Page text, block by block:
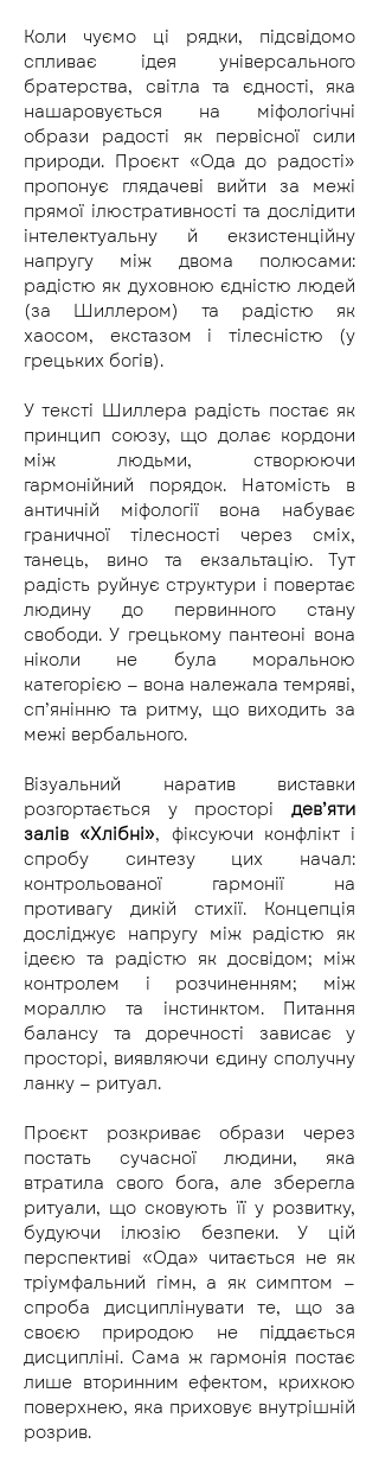
Коли чуємо ці рядки, підсвідомо
спливає ідея універсального
братерства, світла та єдності, яка
нашаровується на міфологічні
образи радості як первісної сили
природи. Проєкт «Ода до радості»
пропонує глядачеві вийти за межі
прямої ілюстративності та дослідити
інтелектуальну й екзистенційну
напругу між двома полюсами:
радістю як духовною єдністю людей
(за Шиллером) та радістю як
хаосом, екстазом і тілесністю (у
грецьких богів).
У тексті Шиллера радість постає як
принцип союзу, що долає кордони
між людьми, створюючи
гармонійний порядок. Натомість в
античній міфології вона набуває
граничної тілесності через сміх,
танець, вино та екзальтацію. Тут
радість руйнує структури і повертає
людину до первинного стану
свободи. У грецькому пантеоні вона
ніколи не була моральною
категорією — вона належала темряві,
сп’янінню та ритму, що виходить за
межі вербального.
Візуальний наратив виставки
розгортається у просторі дев’яти
залів «Хлібні», фіксуючи конфлікт і
спробу синтезу цих начал:
контрольованої гармонії на
противагу дикій стихії. Концепція
досліджує напругу між радістю як
ідеєю та радістю як досвідом; між
контролем і розчиненням; між
мораллю та інстинктом. Питання
балансу та доречності зависає у
просторі, виявляючи єдину сполучну
ланку — ритуал.
Проєкт розкриває образи через
постать сучасної людини, яка
втратила свого бога, але зберегла
ритуали, що сковують її у розвитку,
будуючи ілюзію безпеки. У цій
перспективі «Ода» читається не як
тріумфальний гімн, а як симптом —
спроба дисциплінувати те, що за
своєю природою не піддається
дисципліні. Сама ж гармонія постає
лише вторинним ефектом, крихкою
поверхнею, яка приховує внутрішній
розрив.